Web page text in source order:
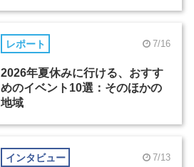
レポート 7/16
2026年夏休みに行ける、おすす
めのイベント10選：そのほかの
地域
インタビュー 7/13